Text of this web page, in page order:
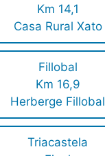
Km 14,1
Casa Rural Xato
Fillobal
Km 16,9
Herberge Fillobal
Triacastela